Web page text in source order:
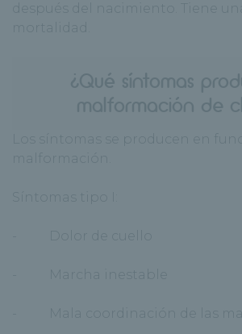
después del nacimiento. Tiene
mortalidad.
Los síntomas se producen en
malformación.
Síntomas tipo I:
- Dolor de cuello
- Marcha inestable
- Mala coordinación de las